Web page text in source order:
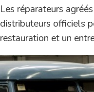
Les réparateurs
distributeurs officiels
restauration et un